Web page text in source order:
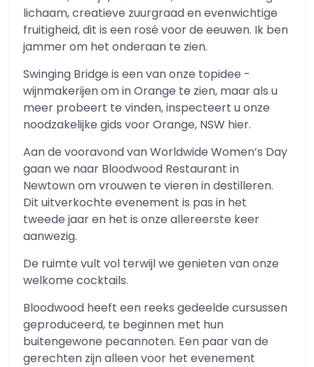
lichaam, creatieve zuurgraad en evenwichtige
fruitigheid, dit is een rosé voor de eeuwen. Ik ben
jammer om het onderaan te zien.
Swinging Bridge is een van onze topidee -
wijnmakerijen om in Orange te zien, maar als u
meer probeert te vinden, inspecteert u onze
noodzakelijke gids voor Orange, NSW hier.
Aan de vooravond van Worldwide Women’s Day
gaan we naar Bloodwood Restaurant in
Newtown om vrouwen te vieren in destilleren.
Dit uitverkochte evenement is pas in het
tweede jaar en het is onze allereerste keer
aanwezig.
De ruimte vult vol terwijl we genieten van onze
welkome cocktails.
Bloodwood heeft een reeks gedeelde cursussen
geproduceerd, te beginnen met hun
buitengewone pecannoten. Een paar van de
gerechten zijn alleen voor het evenement